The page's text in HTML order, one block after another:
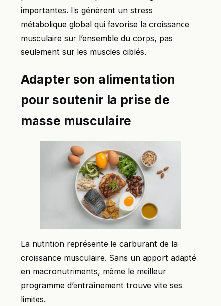
importantes. Ils génèrent un stress
métabolique global qui favorise la croissance
musculaire sur l’ensemble du corps, pas
seulement sur les muscles ciblés.
Adapter son alimentation
pour soutenir la prise de
masse musculaire
La nutrition représente le carburant de la
croissance musculaire. Sans un apport adapté
en macronutriments, même le meilleur
programme d’entraînement trouve vite ses
limites.